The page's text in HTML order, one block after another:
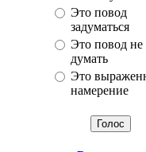
Это повод
задуматься
Это повод не
думать
Это
намерение